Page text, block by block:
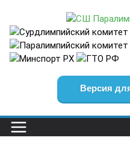
содержимому
Версия